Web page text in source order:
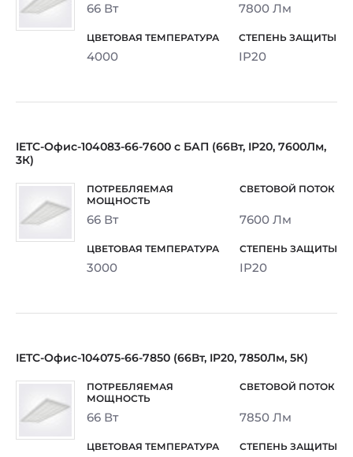
66 Вт 7800 Лм
4000 IP20
IETC-Офис-104083-66-7600 с БАП (66Вт, IP20, 7600Лм,
3К)
66 Вт 7600 Лм
3000 IP20
IETC-Офис-104075-66-7850 (66Вт, IP20, 7850Лм, 5К)
66 Вт 7850 Лм